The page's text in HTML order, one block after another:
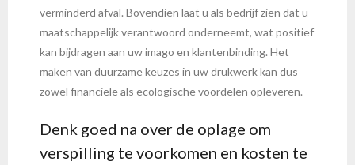
verminderd afval. Bovendien laat u als bedrijf zien dat u
maatschappelijk verantwoord onderneemt, wat positief
kan bijdragen aan uw imago en klantenbinding. Het
maken van duurzame keuzes in uw drukwerk kan dus
zowel financiële als ecologische voordelen opleveren.
Denk goed na over de oplage om
verspilling te voorkomen en kosten te